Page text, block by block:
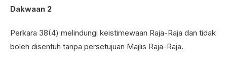
Dakwaan 2
Perkara 38(4) melindungi keistimewaan Raja-Raja dan tidak
boleh disentuh tanpa persetujuan Majlis Raja-Raja.